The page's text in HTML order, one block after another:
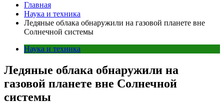
Главная
Наука и техника
Ледяные облака обнаружили на газовой планете вне
Солнечной системы
Наука и техника
Ледяные облака обнаружили на
газовой планете вне Солнечной
системы